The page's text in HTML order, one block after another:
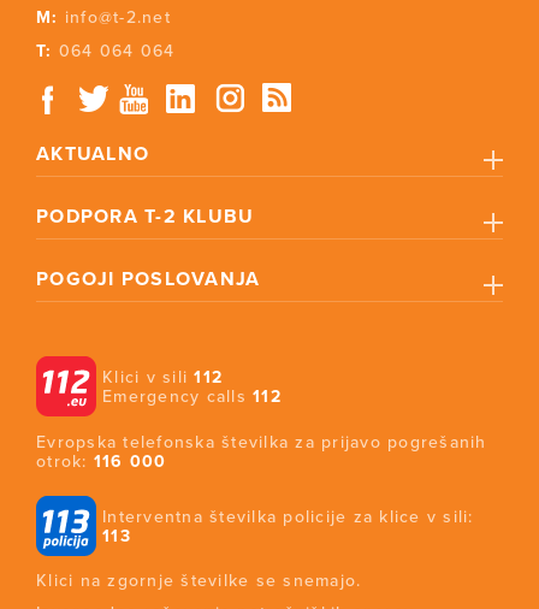
M: info@t-2.net
T: 064 064 064
AKTUALNO
PODPORA T-2 KLUBU
POGOJI POSLOVANJA
Klici v sili112
Emergency calls112
Evropska telefonska številka za prijavo pogrešanih
otrok: 116 000
Interventna številka policije za klice v sili:
113
Klici na zgornje številke se snemajo.